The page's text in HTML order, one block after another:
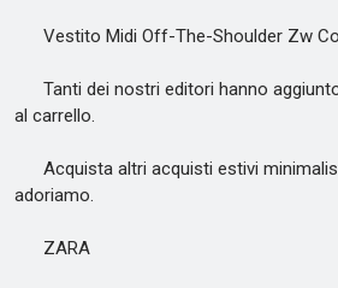
Vestito Midi Off-The-Shoulder Zw
Tanti dei nostri editori hanno
al carrello.
Acquista altri acquisti estivi
adoriamo.
ZARA